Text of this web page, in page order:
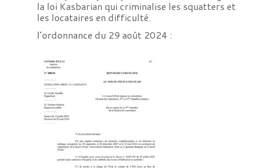
la loi Kasbarian qui criminalise les squatters et
les locataires en difficulté.
l’ordonnance du 29 août 2024 :